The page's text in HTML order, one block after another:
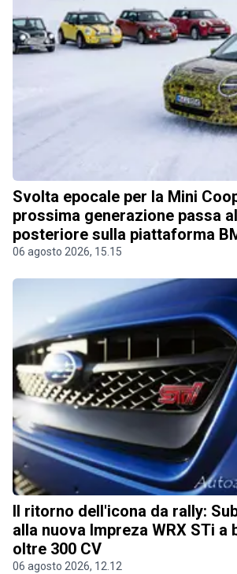
Svolta epocale per la Mini
prossima generazione passa
posteriore sulla piattaforma
06 agosto 2026, 15.15
Il ritorno dell'icona da rally:
alla nuova Impreza WRX STi a
oltre 300 CV
06 agosto 2026, 12.12